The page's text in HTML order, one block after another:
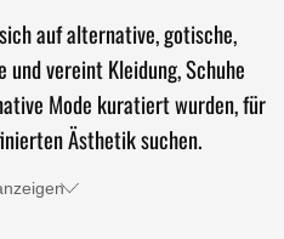
auf alternative, gotische,
vereint Kleidung, Schuhe
Mode kuratiert wurden, für
Ästhetik suchen.